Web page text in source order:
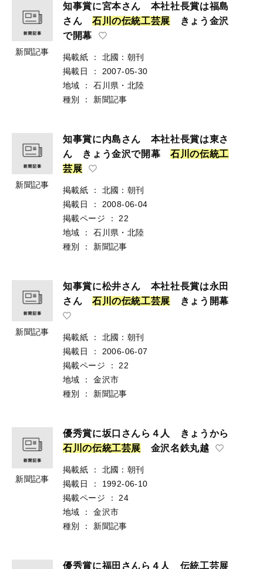
新聞記事
知事賞に宮本さん 本社社長賞は福島
さん 石 川の伝統工芸展 きょう金沢
で開幕
掲載紙 ：
北國：朝刊
掲載日
：
2007-05-30
地域
：
石川県・北陸
種別
： 新聞記事
新聞記事
知事賞に内島さん 本社社長賞は東さ
ん きょう金沢で開幕石 川の伝統工
芸展
掲載紙 ：
北國：朝刊
掲載日
：
2008-06-04
掲載ページ
：
22
地域
：
石川県・北陸
種別
： 新聞記事
新聞記事
知事賞に松井さん 本社社長賞は永田
さん 石 川の伝統工芸展 きょう開幕
掲載紙 ：
北國：朝刊
掲載日
：
2006-06-07
掲載ページ
：
22
地域
：
金沢市
種別
： 新聞記事
新聞記事
優秀賞に坂口さんら４人 きょうから
石 川の伝統工芸展 金沢名鉄丸越
掲載紙 ：
北國：朝刊
掲載日
：
1992-06-10
掲載ページ
：
24
地域
：
金沢市
種別
： 新聞記事
優秀賞に福田さんら４人 伝統工芸展